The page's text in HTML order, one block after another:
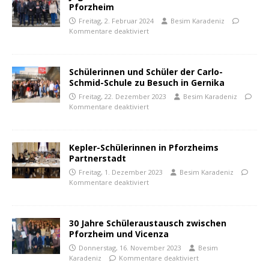
Pforzheim
Freitag, 2. Februar 2024
Besim Karadeniz
Kommentare deaktiviert
Schülerinnen und Schüler der Carlo-
Schmid-Schule zu Besuch in Gernika
Freitag, 22. Dezember 2023
Besim Karadeniz
Kommentare deaktiviert
Kepler-Schülerinnen in Pforzheims
Partnerstadt
Freitag, 1. Dezember 2023
Besim Karadeniz
Kommentare deaktiviert
30 Jahre Schüleraustausch zwischen
Pforzheim und Vicenza
Donnerstag, 16. November 2023
Besim
Karadeniz
Kommentare deaktiviert